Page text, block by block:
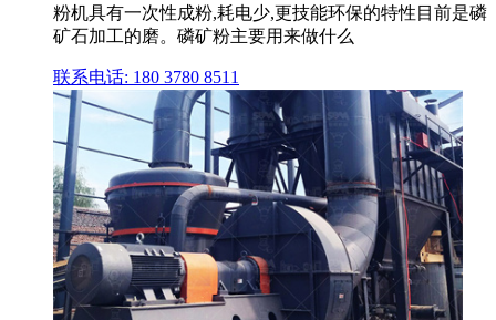
粉机具有一次性成粉,耗电少,更技能环保的特性目前是磷
矿石加工的磨。磷矿粉主要用来做什么
联系电话: 180 3780 8511